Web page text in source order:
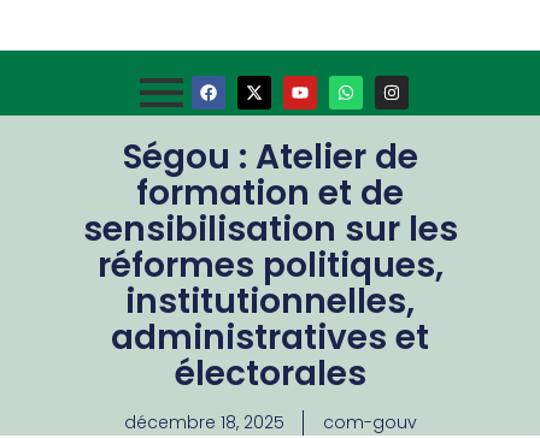
Ségou : Atelier de
formation et de
sensibilisation sur les
réformes politiques,
institutionnelles,
administratives et
électorales
décembre 18, 2025 com-gouv